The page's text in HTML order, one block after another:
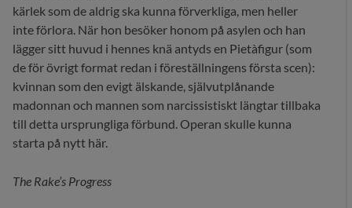
kärlek som de aldrig ska kunna förverkliga, men heller
inte förlora. När hon besöker honom på asylen och han
lägger sitt huvud i hennes knä antyds en Pietàfigur (som
de för övrigt format redan i föreställningens första scen):
kvinnan som den evigt älskande, självutplånande
madonnan och mannen som narcissistiskt längtar tillbaka
till detta ursprungliga förbund. Operan skulle kunna
starta på nytt här.
The Rake’s Progress